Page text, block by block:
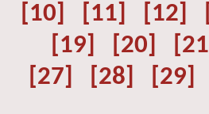
[10]
[11] [12]
[19]
[20] [21]
[27]
[28] [29]